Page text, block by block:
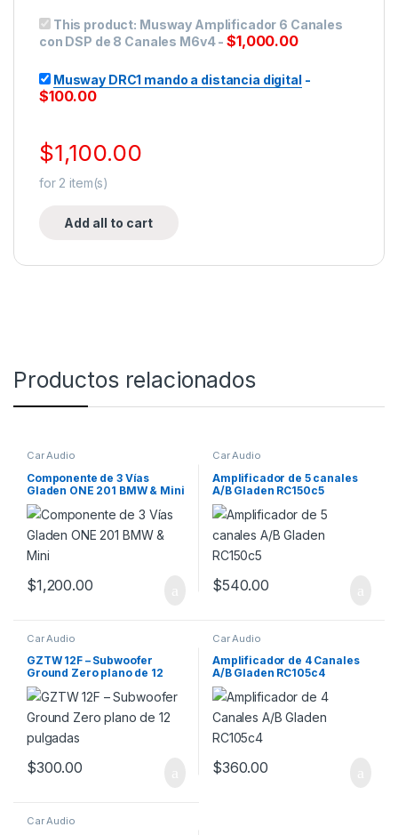
This product: Musway Amplificador 6 Canales
con DSP de 8 Canales M6v4-$1,000.00
Musway DRC1 mando a distancia digital -
$100.00
$1,100.00
for 2 item(s)
Add all to cart
Productos relacionados
Car Audio
Componente de 3 Vías
Gladen ONE 201 BMW & Mini
$1,200.00
Car Audio
Amplificador de 5 canales
A/B Gladen RC150c5
$540.00
Car Audio
GZTW 12F – Subwoofer
Ground Zero plano de 12
pulgadas
$300.00
Car Audio
Amplificador de 4 Canales
A/B Gladen RC105c4
$360.00
Car Audio